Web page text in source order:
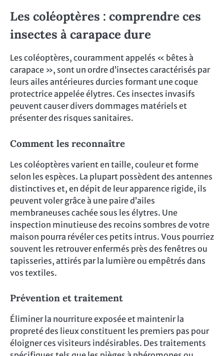
Les coléoptères : comprendre ces
insectes à carapace dure
Les coléoptères, couramment appelés « bêtes à
carapace », sont un ordre d’insectes caractérisés par
leurs ailes antérieures durcies formant une coque
protectrice appelée élytres. Ces insectes invasifs
peuvent causer divers dommages matériels et
présenter des risques sanitaires.
Comment les reconnaître
Les coléoptères varient en taille, couleur et forme
selon les espèces. La plupart possèdent des antennes
distinctives et, en dépit de leur apparence rigide, ils
peuvent voler grâce à une paire d’ailes
membraneuses cachée sous les élytres. Une
inspection minutieuse des recoins sombres de votre
maison pourra révéler ces petits intrus. Vous pourriez
souvent les retrouver enfermés près des fenêtres ou
tapisseries, attirés par la lumière ou empêtrés dans
vos textiles.
Prévention et traitement
Éliminer la nourriture exposée et maintenir la
propreté des lieux constituent les premiers pas pour
éloigner ces visiteurs indésirables. Des traitements